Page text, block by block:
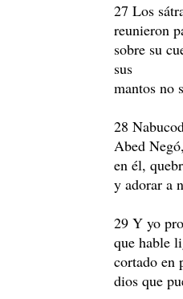
27 Los
reunieron
sobre su
sus
mantos no
28
Abed
en él,
y adorar a
29 Y yo
que hable
cortado en
dios que